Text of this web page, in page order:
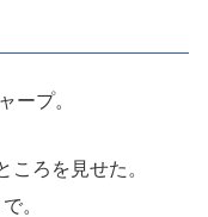
プ。
ころを見せた。
。